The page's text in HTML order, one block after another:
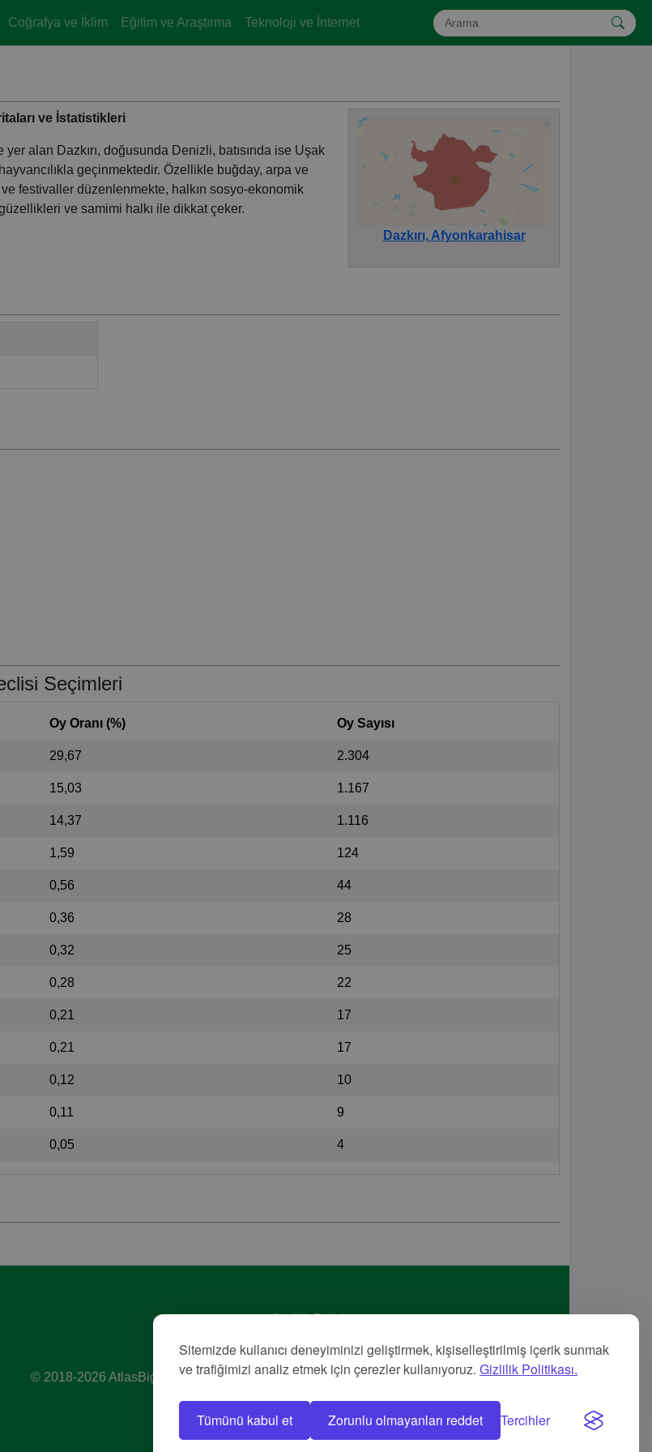
Sitemizde kullanıcı deneyiminizi geliştirmek, kişiselleştirilmiş içerik sunmak
ve trafiğimizi analiz etmek için çerezler kullanıyoruz. Gizlilik Politikası.
Tümünü kabul et Zorunlu olmayanları reddet Tercihler
Coğrafya ve İklim Eğitim ve Araştırma Teknoloji ve İnternet
ve İstatistikleri
alan Dazkırı, doğusunda Denizli, batısında ise Uşak
geçinmektedir. Özellikle buğday, arpa ve
festivaller düzenlenmekte, halkın sosyo-ekonomik
ve samimi halkı ile dikkat çeker.
Dazkırı, Afyonkarahisar
Seçimleri
Oy Oranı (%) Oy Sayısı
29,67 2.304
15,03 1.167
14,37 1.116
1,59 124
0,56 44
0,36 28
0,32 25
0,28 22
0,21 17
0,21 17
0,12 10
0,11 9
0,05 4
Gizlilik Politikası
Künye
© 2018-2026 AtlasBig.com